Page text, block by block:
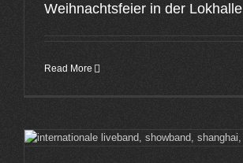
Weihnachtsfeier in der Lokhalle
Read More